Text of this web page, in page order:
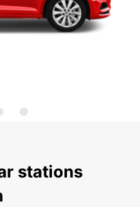
stations